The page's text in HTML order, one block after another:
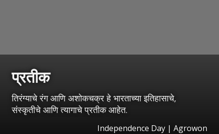
प्रतीक
तिरंग्याचे रंग आणि अशोकचक्र हे भारताच्या इतिहासाचे,
संस्कृतीचे आणि त्यागाचे प्रतीक आहेत.
Independence Day | Agrowon